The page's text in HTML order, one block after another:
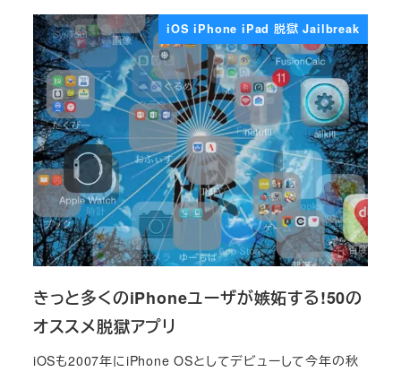
iOS iPhone iPad 脱獄 Jailbreak
きっと多くのiPhoneユーザが嫉妬する!50の
オススメ脱獄アプリ
iOSも2007年にiPhone OSとしてデビューして今年の秋